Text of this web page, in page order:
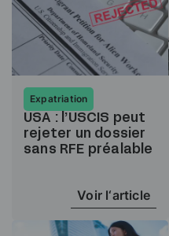
Expatriation
USA : l’USCIS peut
rejeter un dossier
sans RFE préalable
Voir l‘article